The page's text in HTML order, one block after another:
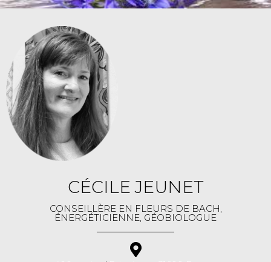
CÉCILE JEUNET
CONSEILLÈRE EN FLEURS DE BACH,
ÉNERGÉTICIENNE, GÉOBIOLOGUE